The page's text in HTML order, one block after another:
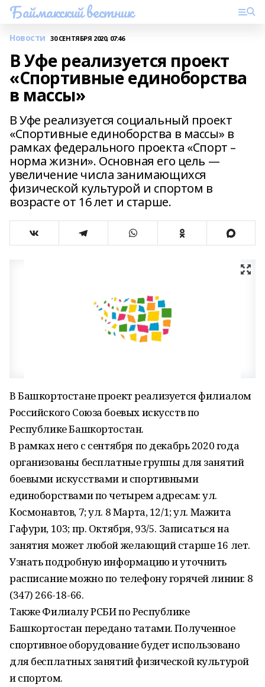
Баймакский вестник
Новости 30 СЕНТЯБРЯ 2020, 07:46
В Уфе реализуется проект
«Спортивные единоборства
в массы»
В Уфе реализуется социальный проект
«Спортивные единоборства в массы» в
рамках федерального проекта «Спорт –
норма жизни». Основная его цель —
увеличение числа занимающихся
физической культурой и спортом в
возрасте от 16 лет и старше.
В Башкортостане проект реализуется филиалом
Российского Союза боевых искусств по
Республике Башкортостан.
В рамках него с сентября по декабрь 2020 года
организованы бесплатные группы для занятий
боевыми искусствами и спортивными
единоборствами по четырем адресам: ул.
Космонавтов, 7; ул. 8 Марта, 12/1; ул. Мажита
Гафури, 103; пр. Октября, 93/5. Записаться на
занятия может любой желающий старше 16 лет.
Узнать подробную информацию и уточнить
расписание можно по телефону горячей линии: 8
(347) 266-18-66.
Также Филиалу РСБИ по Республике
Башкортостан передано татами. Полученное
спортивное оборудование будет использовано
для бесплатных занятий физической культурой
и спортом.